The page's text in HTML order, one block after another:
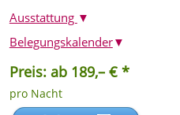
Ausstattung ▼
Preis: ab 189,– € *
pro Nacht
Belegungskalender▼